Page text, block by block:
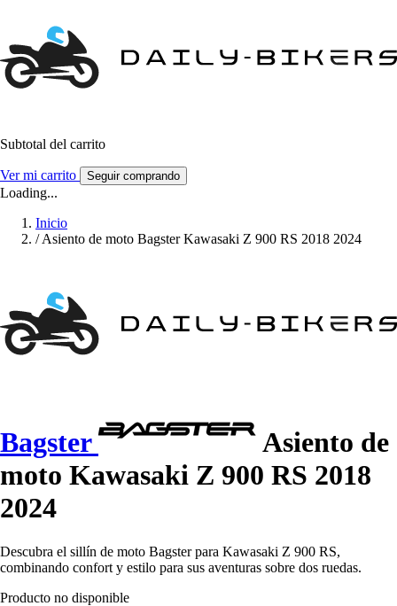
Subtotal del carrito
Ver mi carrito Seguir comprando
Loading...
Inicio
/ Asiento de moto Bagster Kawasaki Z 900 RS 2018 2024
Bagster
Asiento de
moto Kawasaki Z 900 RS 2018
2024
Descubra el sillín de moto Bagster para Kawasaki Z 900 RS,
combinando confort y estilo para sus aventuras sobre dos ruedas.
Producto no disponible